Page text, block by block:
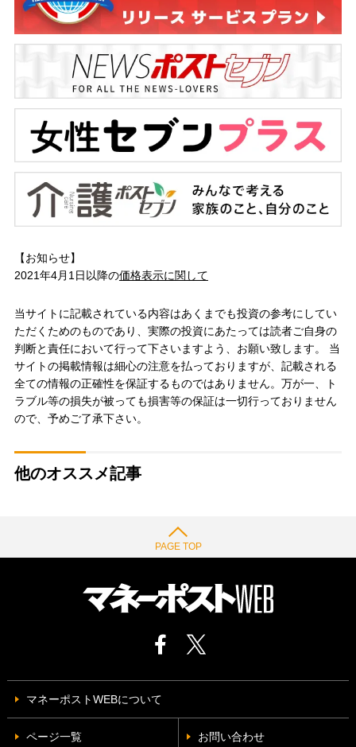
【お知らせ】
2021年4月1日以降の価格表示に関して
当サイトに記載されている内容はあくまでも投資の参考にしてい
ただくためのものであり、実際の投資にあたっては読者ご自身の
判断と責任において行って下さいますよう、お願い致します。 当
サイトの掲載情報は細心の注意を払っておりますが、記載される
全ての情報の正確性を保証するものではありません。万が一、ト
ラブル等の損失が被っても損害等の保証は一切行っておりません
ので、予めご了承下さい。
他のオススメ記事
PAGE TOP
マネーポストWEBについて
ページ一覧 お問い合わせ